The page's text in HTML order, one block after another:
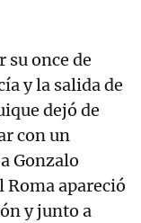
su once de
y la salida de
dejó de
con un
Gonzalo
apareció
y junto a